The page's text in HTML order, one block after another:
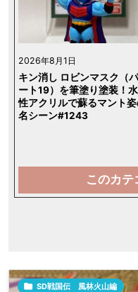
2026年8月1日
キン消し ロビンマスク（パ
ート19）を筆塗り塗装！水
性アクリルで蘇るマント
名シーン#1243
このカ
 SD戦国伝 風林火山編